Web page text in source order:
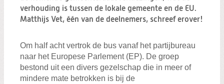
verhouding is tussen de lokale gemeente en de EU.
Matthijs Vet, één van de deelnemers, schreef erover!
Om half acht vertrok de bus vanaf het partijbureau
naar het Europese Parlement (EP). De groep
bestond uit een divers gezelschap die in meer of
mindere mate betrokken is bij de